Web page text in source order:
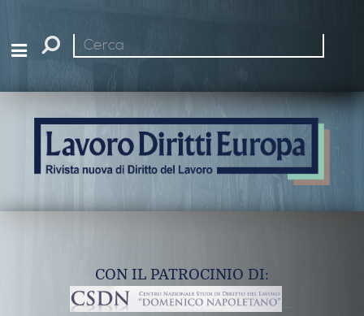
Cerca
CON IL PATROCINIO DI: